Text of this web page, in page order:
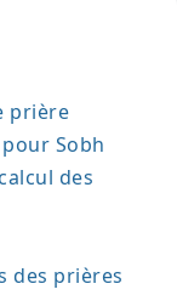
prière
Sobh
des
des prières